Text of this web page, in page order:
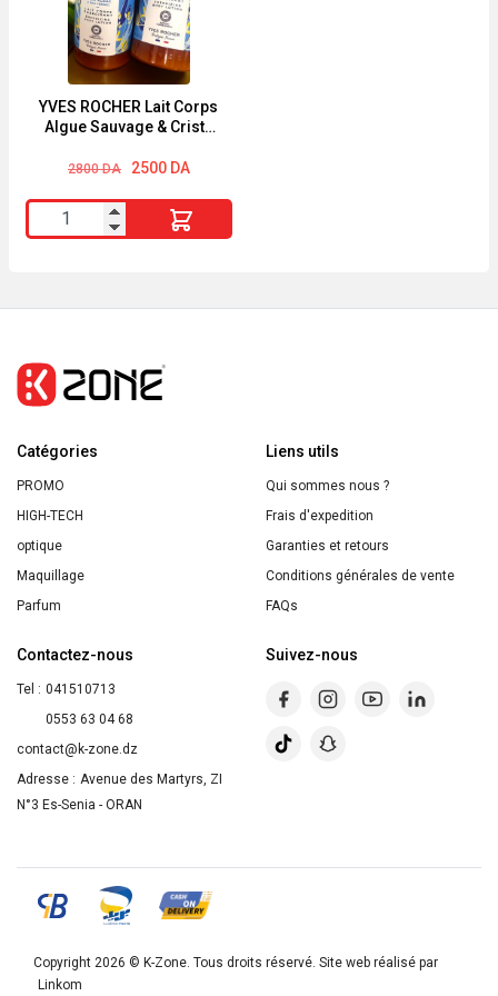
390ml
YVES ROCHER Lait Corps
Algue Sauvage & Criste
2800DA
Le
initial
était :
2800 DA.
2500 DA
Le
actuel
est :
2500 DA.
quantité
de
Corps
Algue
&
Criste
Marine
390ml
Catégories
PROMO
HIGH-TECH
optique
Maquillage
Parfum
Liens utils
Qui sommes nous ?
Frais d'expedition
Garanties et retours
Conditions générales de vente
FAQs
Contactez-nous
Tel : 041510713
0553 63 04 68
contact@k-zone.dz
Adresse : Avenue des Martyrs, ZI
N°3 Es-Senia - ORAN
Suivez-nous
Copyright 2026 © K-Zone . Tous droits réservé. Site web réalisé par
Linkom